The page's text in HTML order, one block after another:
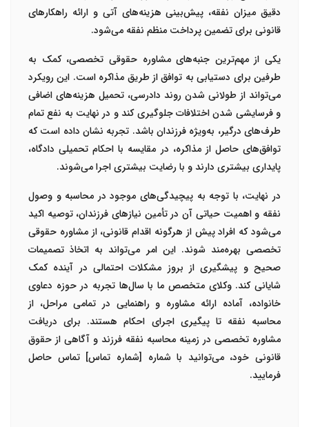
دقیق میزان نفقه، پیش‌بینی هزینه‌های آتی و ارائه راهکارهای
قانونی برای تضمین پرداخت منظم نفقه می‌شود.
یکی از مهم‌ترین جنبه‌های مشاوره حقوقی تخصصی، کمک به
طرفین برای دستیابی به توافق از طریق مذاکره است. این رویکرد
می‌تواند از طولانی شدن روند دادرسی، تحمیل هزینه‌های اضافی
و فرسایشی شدن اختلافات جلوگیری کند و در نهایت به نفع تمام
طرف‌های درگیر، به‌ویژه فرزندان باشد. تجربه نشان داده است که
توافق‌های حاصل از مذاکره، در مقایسه با احکام تحمیلی دادگاه،
پایداری بیشتری دارند و با رضایت بیشتری اجرا می‌شوند.
در نهایت، با توجه به پیچیدگی‌های موجود در محاسبه و وصول
نفقه و اهمیت حیاتی آن در تأمین نیازهای فرزندان، توصیه اکید
می‌شود که افراد پیش از هرگونه اقدام قانونی، از مشاوره حقوقی
تخصصی بهره‌مند شوند. این امر می‌تواند به اتخاذ تصمیمات
صحیح و پیشگیری از بروز مشکلات احتمالی در آینده کمک
شایانی کند. وکلای متخصص ما با سال‌ها تجربه در حوزه دعاوی
خانواده، آماده ارائه مشاوره و راهنمایی در تمامی مراحل، از
محاسبه نفقه تا پیگیری اجرای احکام هستند. برای دریافت
مشاوره تخصصی در زمینه محاسبه نفقه فرزند و آگاهی از حقوق
قانونی خود، می‌توانید با شماره [شماره تماس] تماس حاصل
فرمایید.